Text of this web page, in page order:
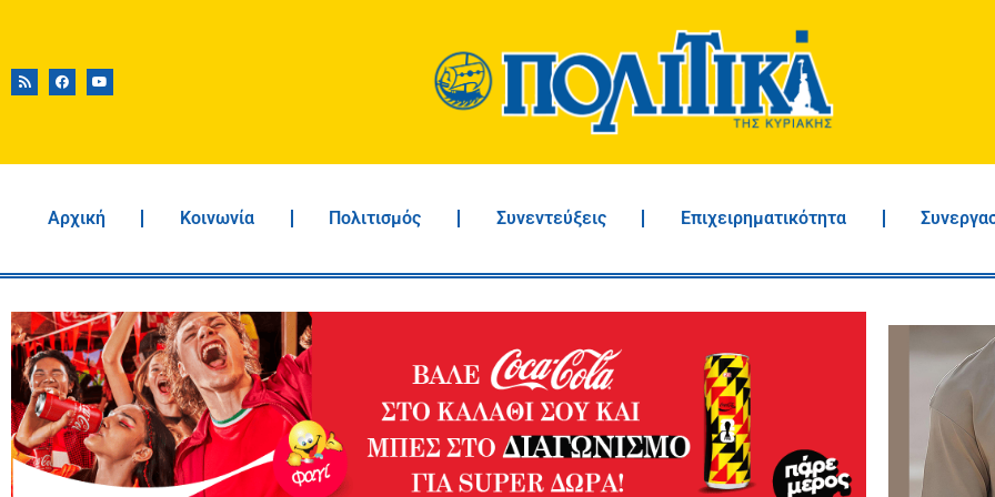
Αρχική Κοινωνία Πολιτισμός Συνεντεύξεις Επιχειρηματικότητα